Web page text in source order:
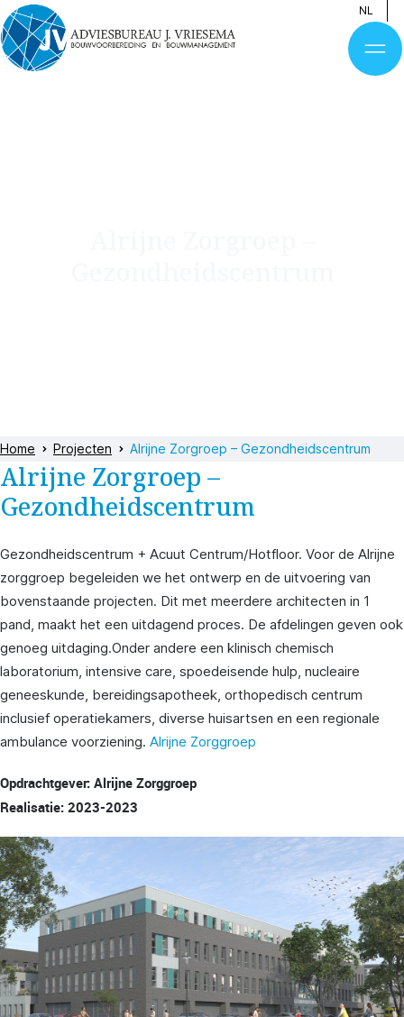
NL
Home Projecten Alrijne Zorgroep – Gezondheidscentrum
Alrijne Zorgroep –
Gezondheidscentrum
Gezondheidscentrum + Acuut Centrum/Hotfloor. Voor de Alrijne
zorggroep begeleiden we het ontwerp en de uitvoering van
bovenstaande projecten. Dit met meerdere architecten in 1
pand, maakt het een uitdagend proces. De afdelingen geven ook
genoeg uitdaging.Onder andere een klinisch chemisch
laboratorium, intensive care, spoedeisende hulp, nucleaire
geneeskunde, bereidingsapotheek, orthopedisch centrum
inclusief operatiekamers, diverse huisartsen en een regionale
ambulance voorziening. Alrijne Zorggroep
Opdrachtgever: Alrijne Zorggroep
Realisatie: 2023-2023